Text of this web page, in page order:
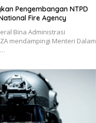
Pengembangan NTPD
Fire Agency
Bina Administrasi
mendampingi Menteri Dalam